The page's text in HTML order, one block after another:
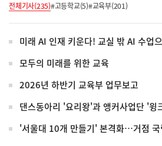
전체기사(235)#고등학교(5)#교육부(201)
미래 AI 인재 키운다! 교실 밖 AI 수업
모두의 미래를 위한 교육
2026년 하반기 교육부 업무보고
댄스동아리 '요리왕'과 앵커사업단 '윙
'서울대 10개 만들기' 본격화…거점 국